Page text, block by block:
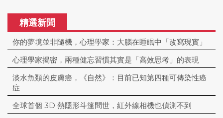
精選新聞
你的夢境並非隨機，心理學家：大腦在睡眠中「改寫現實」
心理學家揭密，兩種健忘習慣其實是「高效思考」的表現
淡水魚類的皮膚癌，《自然》：目前已知第四種可傳染性癌
症
全球首個 3D 熱隱形斗篷問世，紅外線相機也偵測不到